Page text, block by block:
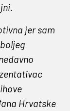
jer sam
Hrvatske